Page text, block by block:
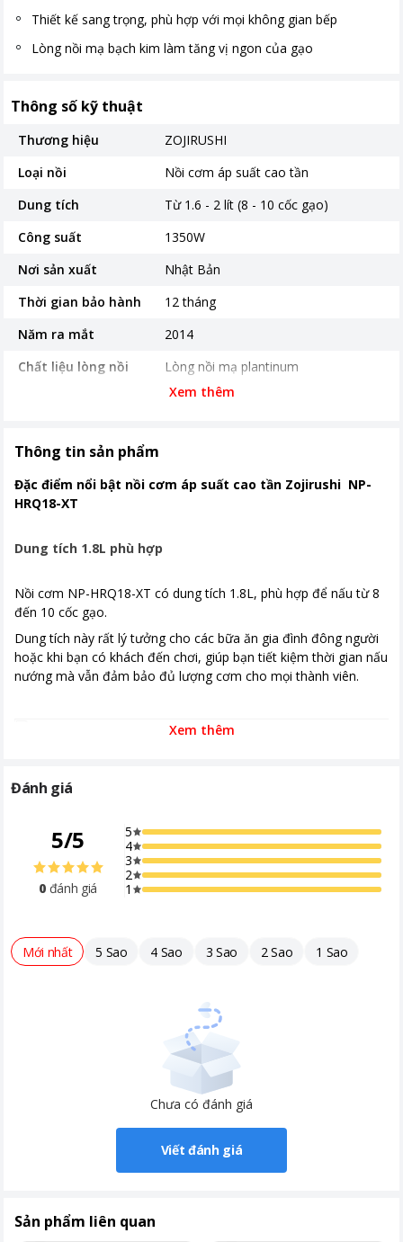
Thiết kế sang trọng, phù hợp với mọi không gian bếp
Lòng nồi mạ bạch kim làm tăng vị ngon của gạo
Thông số kỹ thuật
Thương hiệu
ZOJIRUSHI
Loại nồi
Nồi cơm áp suất cao tần
Dung tích
Từ 1.6 - 2 lít (8 - 10 cốc gạo)
Công suất
1350W
Nơi sản xuất
Nhật Bản
Thời gian bảo hành
12 tháng
Năm ra mắt
2014
Chất liệu lòng nồi
Lòng nồi mạ plantinum
4 mức áp suất tự động cho ra 4 kết
Bảng điều khiển
Chương trình nấu
Khoảng giá
Từ 10 - 20 triệu
Xem thêm
Thông tin sản phẩm
Đặc điểm nổi bật nồi cơm áp suất cao tần Zojirushi NP-
HRQ18-XT
Dung tích 1.8L phù hợp
Nồi cơm NP-HRQ18-XT có dung tích 1.8L, phù hợp để nấu từ 8
đến 10 cốc gạo.
Dung tích này rất lý tưởng cho các bữa ăn gia đình đông người
hoặc khi bạn có khách đến chơi, giúp bạn tiết kiệm thời gian nấu
nướng mà vẫn đảm bảo đủ lượng cơm cho mọi thành viên.
Xem thêm
Đánh giá
5/5
0 đánh giá
5
4
3
2
1
Mới nhất 5 Sao 4 Sao 3 Sao 2 Sao 1 Sao
Chưa có đánh giá
Viết đánh giá
Sản phẩm liên quan